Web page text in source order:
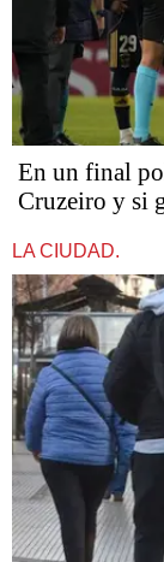
En un final
Cruzeiro y si
LA CIUDAD.